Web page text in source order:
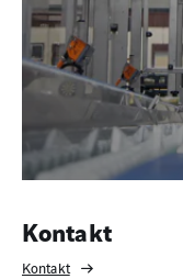
Kontakt
Kontakt